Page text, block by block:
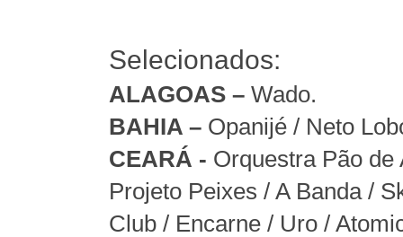
Selecionados:
ALAGOAS – Wado.
BAHIA – Opanijé / Neto
CEARÁ - Orquestra Pão
Projeto Peixes / A Banda /
Club / Encarne / Uro /